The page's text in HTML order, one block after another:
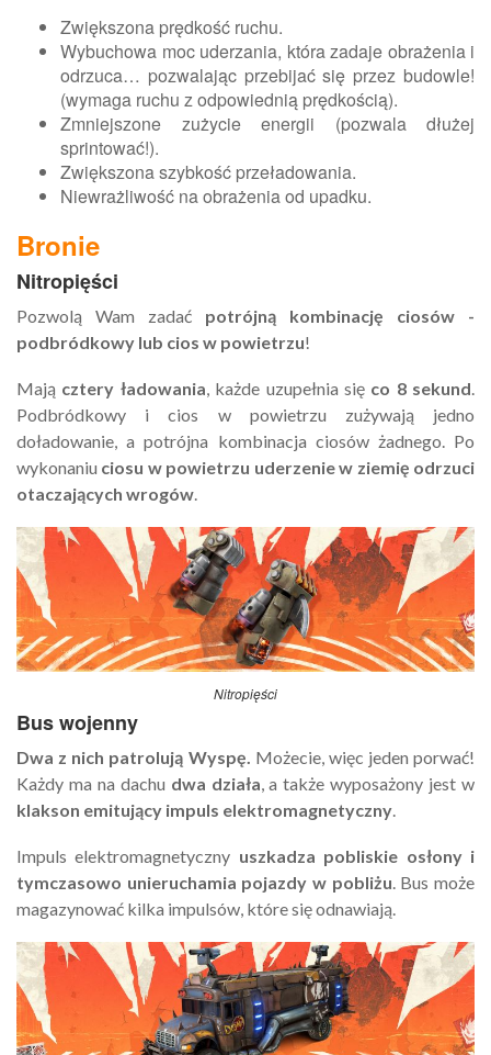
Zwiększona prędkość ruchu.
Wybuchowa moc uderzania, która zadaje obrażenia i
odrzuca… pozwalając przebijać się przez budowle!
(wymaga ruchu z odpowiednią prędkością).
Zmniejszone zużycie energii (pozwala dłużej
sprintować!).
Zwiększona szybkość przeładowania.
Niewrażliwość na obrażenia od upadku.
Bronie
Nitropięści
Pozwolą Wam zadać potrójną kombinację ciosów -
podbródkowy lub cios w powietrzu!
Mają cztery ładowania, każde uzupełnia się co 8 sekund.
Podbródkowy i cios w powietrzu zużywają jedno
doładowanie, a potrójna kombinacja ciosów żadnego. Po
wykonaniu ciosu w powietrzu uderzenie w ziemię odrzuci
otaczających wrogów.
Nitropięści
Bus wojenny
Dwa z nich patrolują Wyspę. Możecie, więc jeden porwać!
Każdy ma na dachu dwa działa, a także wyposażony jest w
klakson emitujący impuls elektromagnetyczny.
Impuls elektromagnetyczny uszkadza pobliskie osłony i
tymczasowo unieruchamia pojazdy w pobliżu. Bus może
magazynować kilka impulsów, które się odnawiają.